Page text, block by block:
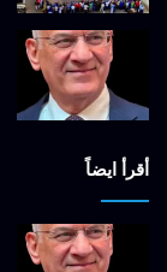
أقرأ ايضاً